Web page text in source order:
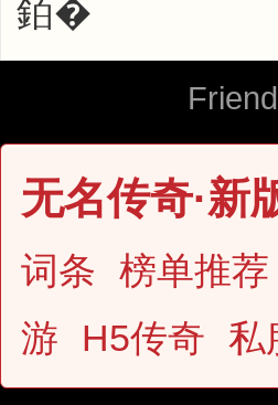
銆�
无名传奇·新
词条 榜单推荐
游
H5传奇 私